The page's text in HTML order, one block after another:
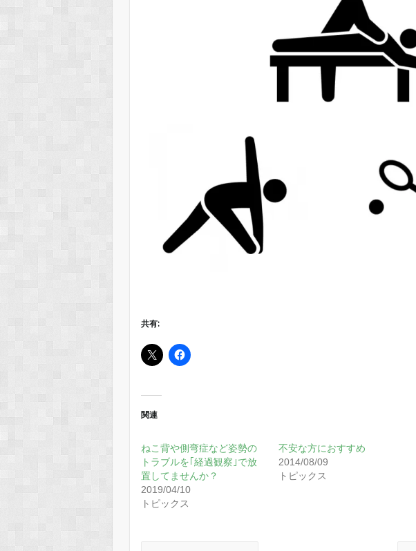
共有:
関連
ねこ背や側弯症など姿勢の
トラブルを｢経過観察｣で放
置してませんか？
2019/04/10
トピックス
不安な方におすすめ
2014/08/09
トピックス